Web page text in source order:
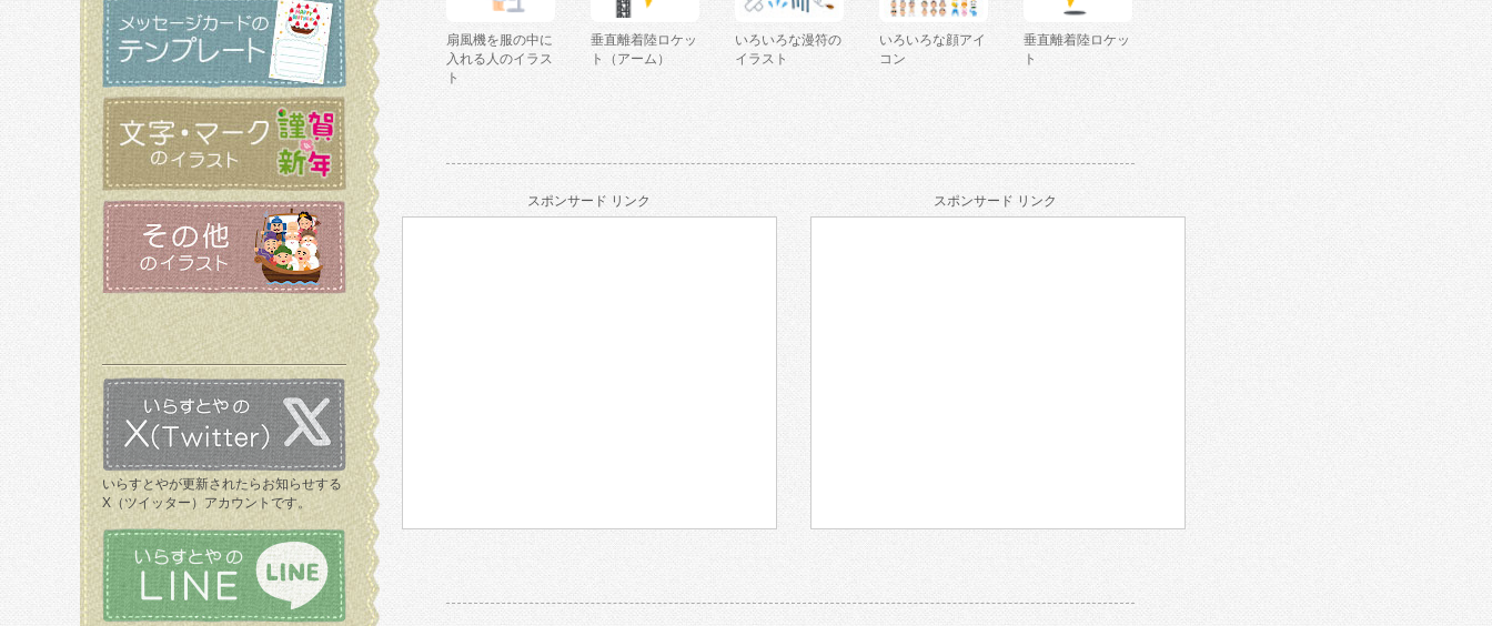
いらすとやが更新されたらお知らせする
X（ツイッター）アカウントです。
扇風機を服の中に
入れる人のイラス
ト
垂直離着陸ロケッ
ト（アーム）
いろいろな漫符の
イラスト
いろいろな顔アイ
コン
垂直離着陸ロケッ
ト
スポンサード リンク スポンサード リンク